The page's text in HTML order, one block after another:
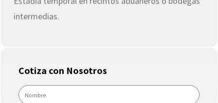
intermedias.
Cotiza con Nosotros